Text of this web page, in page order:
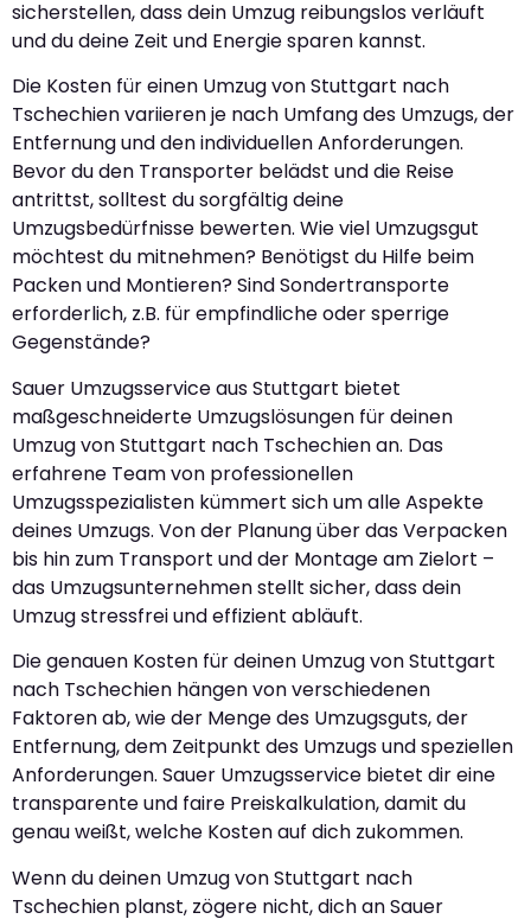
sicherstellen, dass dein Umzug reibungslos verläuft
und du deine Zeit und Energie sparen kannst.
Die Kosten für einen Umzug von Stuttgart nach
Tschechien variieren je nach Umfang des Umzugs, der
Entfernung und den individuellen Anforderungen.
Bevor du den Transporter belädst und die Reise
antrittst, solltest du sorgfältig deine
Umzugsbedürfnisse bewerten. Wie viel Umzugsgut
möchtest du mitnehmen? Benötigst du Hilfe beim
Packen und Montieren? Sind Sondertransporte
erforderlich, z.B. für empfindliche oder sperrige
Gegenstände?
Sauer Umzugsservice aus Stuttgart bietet
maßgeschneiderte Umzugslösungen für deinen
Umzug von Stuttgart nach Tschechien an. Das
erfahrene Team von professionellen
Umzugsspezialisten kümmert sich um alle Aspekte
deines Umzugs. Von der Planung über das Verpacken
bis hin zum Transport und der Montage am Zielort –
das Umzugsunternehmen stellt sicher, dass dein
Umzug stressfrei und effizient abläuft.
Die genauen Kosten für deinen Umzug von Stuttgart
nach Tschechien hängen von verschiedenen
Faktoren ab, wie der Menge des Umzugsguts, der
Entfernung, dem Zeitpunkt des Umzugs und speziellen
Anforderungen. Sauer Umzugsservice bietet dir eine
transparente und faire Preiskalkulation, damit du
genau weißt, welche Kosten auf dich zukommen.
Wenn du deinen Umzug von Stuttgart nach
Tschechien planst, zögere nicht, dich an Sauer